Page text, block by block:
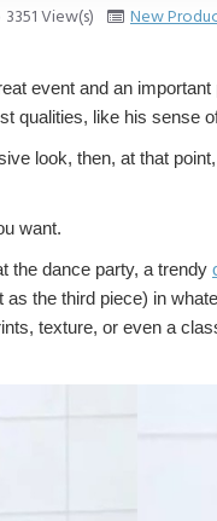
3351 View(s) New
event and an
qualities, like his sense
look, then, at that
want.
the dance party, a trendy
the third piece) in
texture, or even a